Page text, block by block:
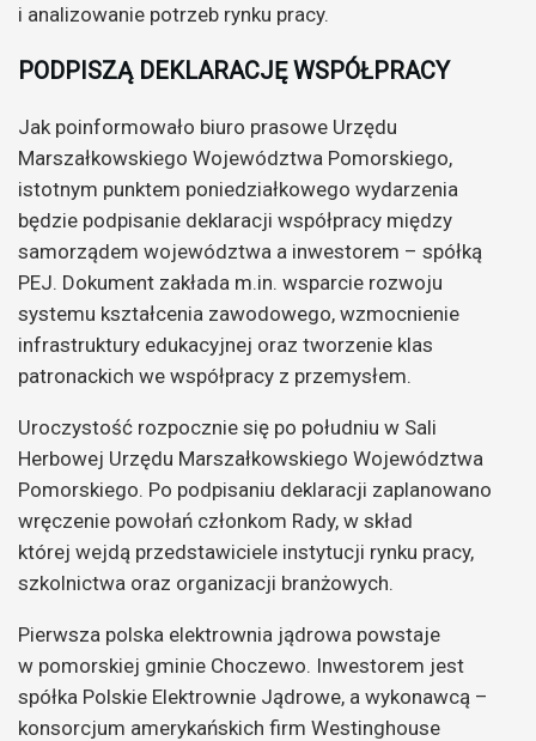
i analizowanie potrzeb rynku pracy.
PODPISZĄ DEKLARACJĘ WSPÓŁPRACY
Jak poinformowało biuro prasowe Urzędu
Marszałkowskiego Województwa Pomorskiego,
istotnym punktem poniedziałkowego wydarzenia
będzie podpisanie deklaracji współpracy między
samorządem województwa a inwestorem – spółką
PEJ. Dokument zakłada m.in. wsparcie rozwoju
systemu kształcenia zawodowego, wzmocnienie
infrastruktury edukacyjnej oraz tworzenie klas
patronackich we współpracy z przemysłem.
Uroczystość rozpocznie się po południu w Sali
Herbowej Urzędu Marszałkowskiego Województwa
Pomorskiego. Po podpisaniu deklaracji zaplanowano
wręczenie powołań członkom Rady, w skład
której wejdą przedstawiciele instytucji rynku pracy,
szkolnictwa oraz organizacji branżowych.
Pierwsza polska elektrownia jądrowa powstaje
w pomorskiej gminie Choczewo. Inwestorem jest
spółka Polskie Elektrownie Jądrowe, a wykonawcą –
konsorcjum amerykańskich firm Westinghouse